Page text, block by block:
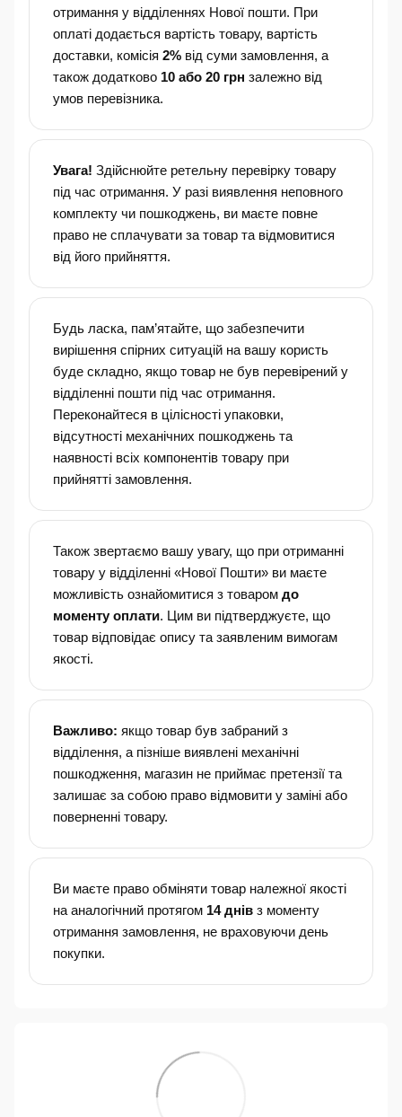
отримання у відділеннях Нової пошти. При
оплаті додається вартість товару, вартість
доставки, комісія 2% від суми замовлення, а
також додатково 10 або 20 грн залежно від
умов перевізника.
Увага! Здійснюйте ретельну перевірку товару
під час отримання. У разі виявлення неповного
комплекту чи пошкоджень, ви маєте повне
право не сплачувати за товар та відмовитися
від його прийняття.
Будь ласка, пам’ятайте, що забезпечити
вирішення спірних ситуацій на вашу користь
буде складно, якщо товар не був перевірений у
відділенні пошти під час отримання.
Переконайтеся в цілісності упаковки,
відсутності механічних пошкоджень та
наявності всіх компонентів товару при
прийнятті замовлення.
Також звертаємо вашу увагу, що при отриманні
товару у відділенні «Нової Пошти» ви маєте
можливість ознайомитися з товаром до
моменту оплати. Цим ви підтверджуєте, що
товар відповідає опису та заявленим вимогам
якості.
Важливо: якщо товар був забраний з
відділення, а пізніше виявлені механічні
пошкодження, магазин не приймає претензії та
залишає за собою право відмовити у заміні або
поверненні товару.
Ви маєте право обміняти товар належної якості
на аналогічний протягом 14 днів з моменту
отримання замовлення, не враховуючи день
покупки.